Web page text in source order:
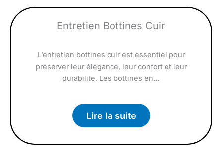
Entretien Bottines Cuir
L’entretien bottines cuir est essentiel pour
préserver leur élégance, leur confort et leur
durabilité. Les bottines en…
Lire la suite